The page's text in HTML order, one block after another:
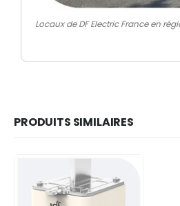
Locaux de DF Electric France en
PRODUITS SIMILAIRES